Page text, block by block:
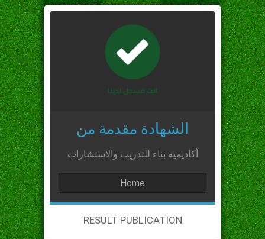
الشهادة مقدمة من
أكاديمية بناء للتدريب والاستشارات
Home
RESULT PUBLICATION